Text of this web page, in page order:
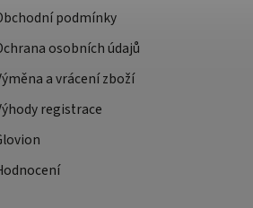
podmínky
osobních údajů
a vrácení zboží
registrace